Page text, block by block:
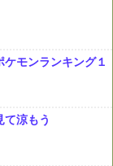
モンランキング１
涼もう